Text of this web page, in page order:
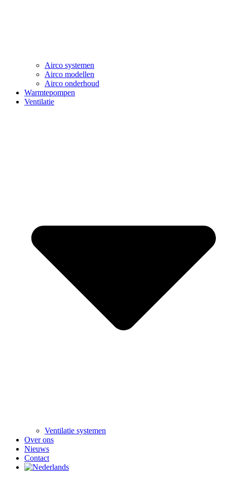
Airco systemen
Airco modellen
Airco onderhoud
Warmtepompen
Ventilatie
Ventilatie systemen
Over ons
Nieuws
Contact